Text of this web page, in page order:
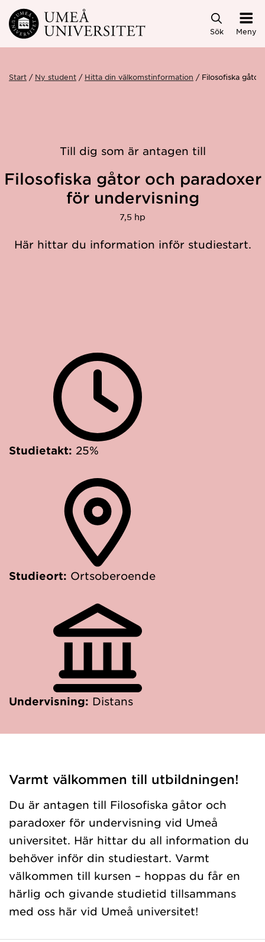
Hoppa direkt till innehållet
Sök Meny
Start Ny student Hitta din välkomstinformation Filosofiska
Till dig som är antagen till
Filosofiska gåtor och paradoxer
för undervisning
7,5 hp
Här hittar du information inför studiestart.
Studietakt: 25%
Studieort: Ortsoberoende
Undervisning: Distans
Varmt välkommen till utbildningen!
Du är antagen till Filosofiska gåtor och
paradoxer för undervisning vid Umeå
universitet. Här hittar du all information du
behöver inför din studiestart. Varmt
välkommen till kursen – hoppas du får en
härlig och givande studietid tillsammans
med oss här vid Umeå universitet!